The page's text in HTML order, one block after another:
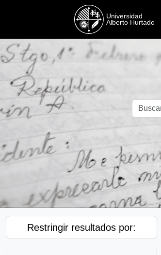
Restringir resultados por: